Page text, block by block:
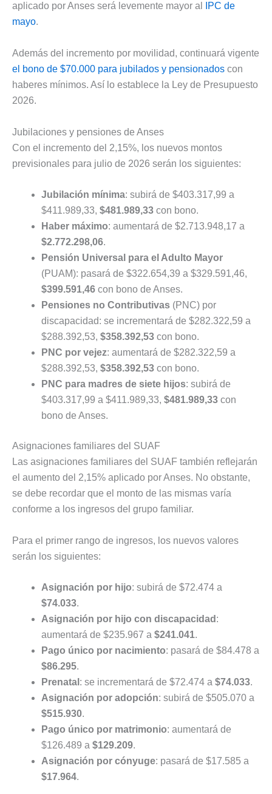
aplicado por Anses será levemente mayor al
IPC de
mayo.
Además del incremento por movilidad, continuará vigente
el bono de $70.000 para jubilados y pensionados con
haberes mínimos. Así lo establece la Ley de Presupuesto
2026.
Jubilaciones y pensiones de Anses
Con el incremento del 2,15%, los nuevos montos
previsionales para julio de 2026 serán los siguientes:
Jubilación mínima: subirá de $403.317,99 a
$411.989,33, $481.989,33 con bono.
Haber máximo: aumentará de $2.713.948,17 a
$2.772.298,06.
Pensión Universal para el Adulto Mayor
(PUAM): pasará de $322.654,39 a $329.591,46,
$399.591,46 con bono de Anses.
Pensiones no Contributivas (PNC) por
discapacidad: se incrementará de $282.322,59 a
$288.392,53, $358.392,53 con bono.
PNC por vejez: aumentará de $282.322,59 a
$288.392,53, $358.392,53 con bono.
PNC para madres de siete hijos: subirá de
$403.317,99 a $411.989,33, $481.989,33 con
bono de Anses.
Asignaciones familiares del SUAF
Las asignaciones familiares del SUAF también reflejarán
el aumento del 2,15% aplicado por Anses. No obstante,
se debe recordar que el monto de las mismas varía
conforme a los ingresos del grupo familiar.
Para el primer rango de ingresos, los nuevos valores
serán los siguientes:
Asignación por hijo: subirá de $72.474 a
$74.033.
Asignación por hijo con discapacidad :
aumentará de $235.967 a $241.041.
Pago único por nacimiento: pasará de $84.478 a
$86.295.
Prenatal : se incrementará de $72.474 a $74.033.
Asignación por adopción: subirá de $505.070 a
$515.930.
Pago único por matrimonio: aumentará de
$126.489 a $129.209.
Asignación por cónyuge: pasará de $17.585 a
$17.964.